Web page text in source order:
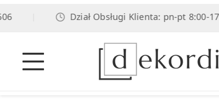
Dział Obsługi Klienta: pn-pt 8:00-